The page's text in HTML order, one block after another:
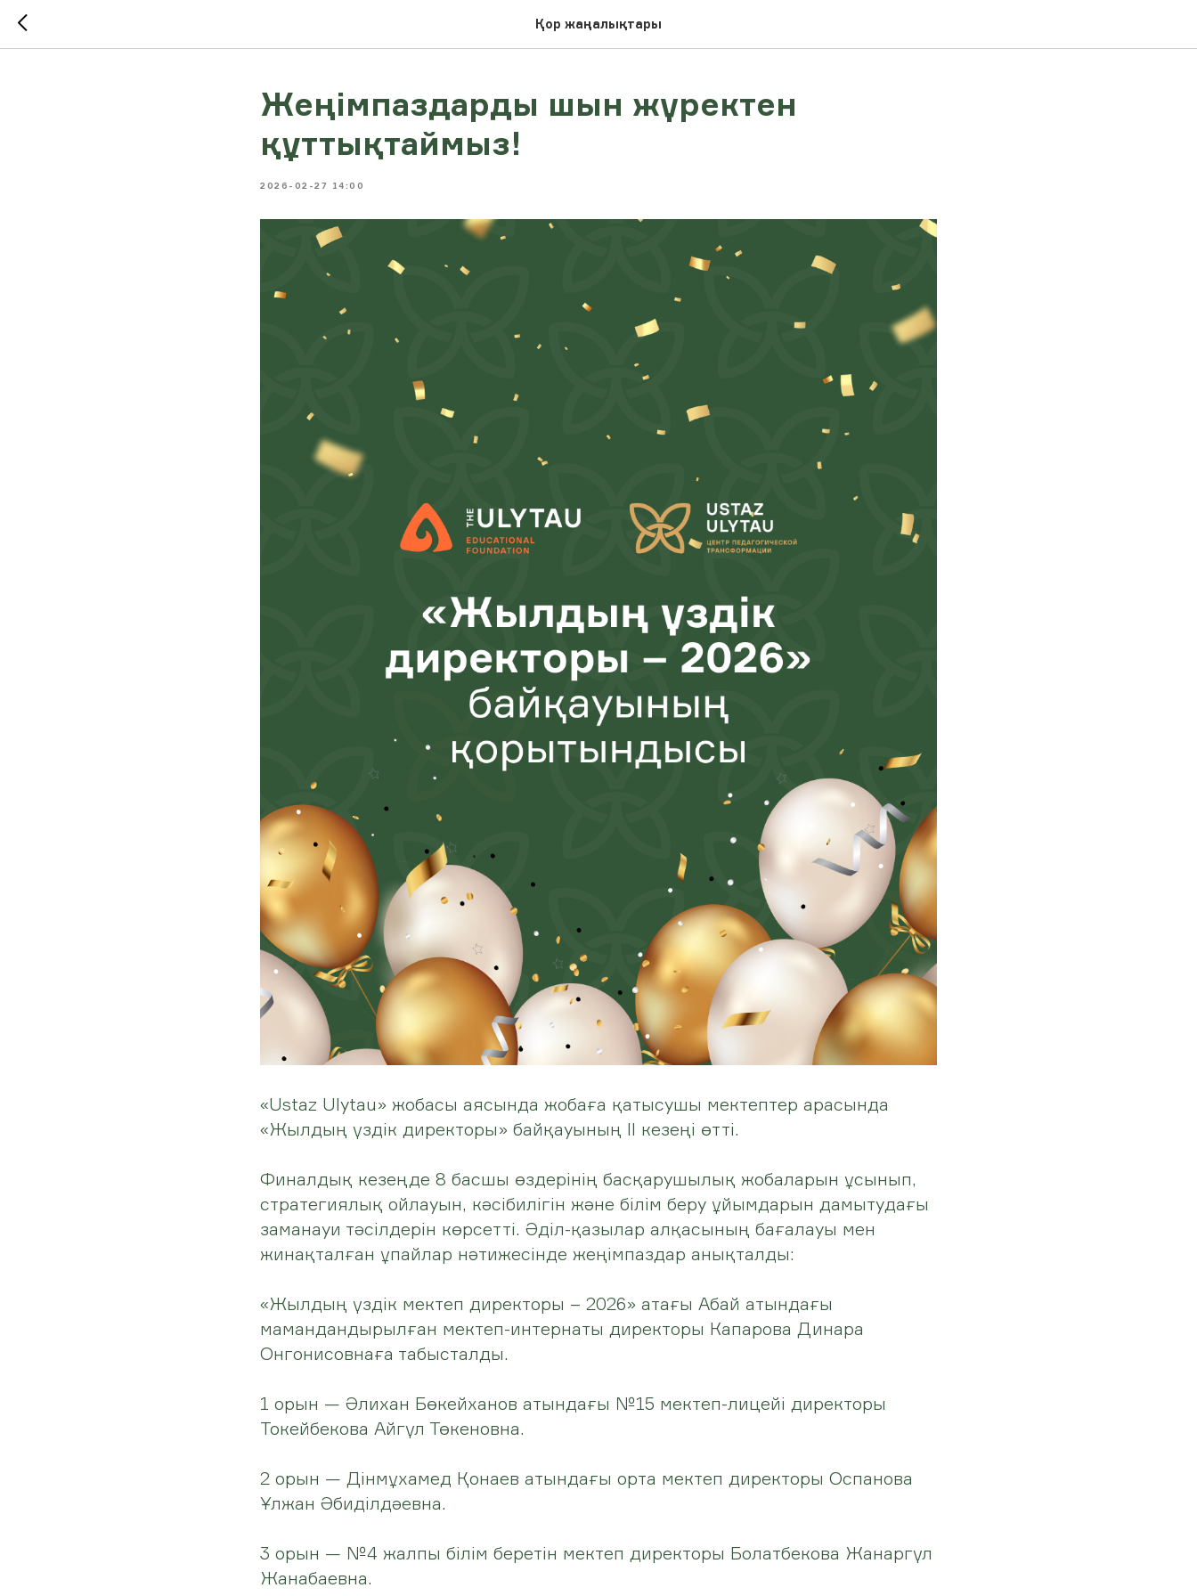
Қор жаңалықтары
Жеңімпаздарды шын жүректен
құттықтаймыз!
2026-02-27 14:00
«Ustaz Ulytau» жобасы аясында жобаға қатысушы мектептер арасында
«Жылдың үздік директоры» байқауының ІІ кезеңі өтті.
Финалдық кезеңде 8 басшы өздерінің басқарушылық жобаларын ұсынып,
стратегиялық ойлауын, кәсібилігін және білім беру ұйымдарын дамытудағы
заманауи тәсілдерін көрсетті. Әділ-қазылар алқасының бағалауы мен
жинақталған ұпайлар нәтижесінде жеңімпаздар анықталды:
«Жылдың үздік мектеп директоры – 2026» атағы Абай атындағы
мамандандырылған мектеп-интернаты директоры Капарова Динара
Онгонисовнаға табысталды.
1 орын — Әлихан Бөкейханов атындағы №15 мектеп-лицейі директоры
Токейбекова Айгүл Төкеновна.
2 орын — Дінмұхамед Қонаев атындағы орта мектеп директоры Оспанова
Ұлжан Әбиділдәевна.
3 орын — №4 жалпы білім беретін мектеп директоры Болатбекова Жанаргүл
Жанабаевна.